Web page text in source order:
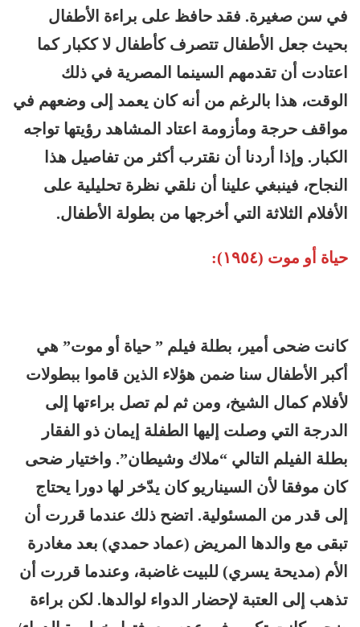
في سن صغيرة. فقد حافظ على براءة الأطفال
بحيث جعل الأطفال تتصرف كأطفال لا ككبار كما
اعتادت أن تقدمهم السينما المصرية في ذلك
الوقت، هذا بالرغم من أنه كان يعمد إلى وضعهم في
مواقف حرجة ومأزومة اعتاد المشاهد رؤيتها تواجه
الكبار. وإذا أردنا أن نقترب أكثر من تفاصيل هذا
النجاح، فينبغي علينا أن نلقي نظرة تحليلية على
الأفلام الثلاثة التي أخرجها من بطولة الأطفال.
حياة أو موت (١٩٥٤):
كانت ضحى أمير، بطلة فيلم ” حياة أو موت” هي
أكبر الأطفال سنا ضمن هؤلاء الذين قاموا ببطولات
لأفلام كمال الشيخ، ومن ثم لم تصل براءتها إلى
الدرجة التي وصلت إليها الطفلة إيمان ذو الفقار
بطلة الفيلم التالي “ملاك وشيطان”. واختيار ضحى
كان موفقا لأن السيناريو كان يدّخر لها دورا يحتاج
إلى قدر من المسئولية. اتضح ذلك عندما قررت أن
تبقى مع والدها المريض (عماد حمدي) بعد مغادرة
الأم (مديحة يسري) للبيت غاضبة، وعندما قررت أن
تذهب إلى العتبة لإحضار الدواء لوالدها. لكن براءة